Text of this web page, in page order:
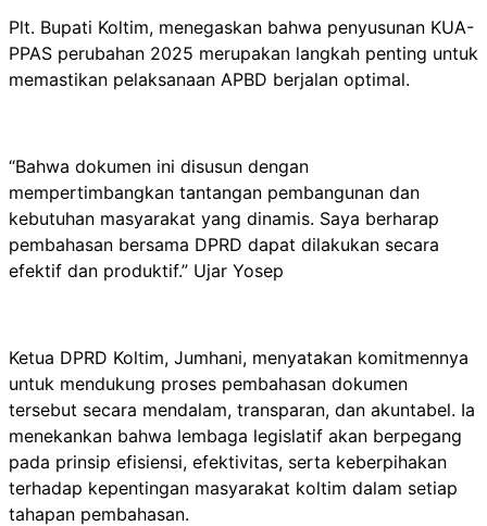
Plt. Bupati Koltim, menegaskan bahwa penyusunan KUA-
PPAS perubahan 2025 merupakan langkah penting untuk
memastikan pelaksanaan APBD berjalan optimal.
“Bahwa dokumen ini disusun dengan
mempertimbangkan tantangan pembangunan dan
kebutuhan masyarakat yang dinamis. Saya berharap
pembahasan bersama DPRD dapat dilakukan secara
efektif dan produktif.” Ujar Yosep
Ketua DPRD Koltim, Jumhani, menyatakan komitmennya
untuk mendukung proses pembahasan dokumen
tersebut secara mendalam, transparan, dan akuntabel. Ia
menekankan bahwa lembaga legislatif akan berpegang
pada prinsip efisiensi, efektivitas, serta keberpihakan
terhadap kepentingan masyarakat koltim dalam setiap
tahapan pembahasan.